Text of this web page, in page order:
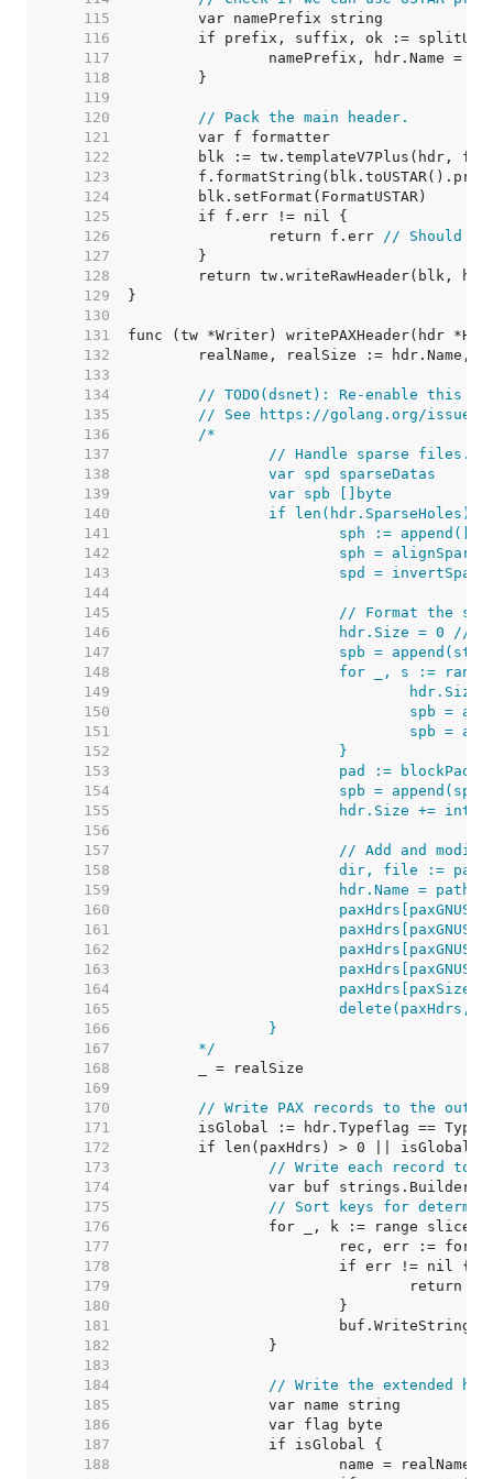
   115
   116
   117
   118
   119
   120
// Pack the main header.
   121
   122
   123
   124
   125
   126
		return f.err
// Should
   127
   128
   129
   130
   131
   132
   133
   134
// TODO(dsnet): Re-enable this
   135
// See https://golang.org/issue/
   136
   137
   138
   139
   140
   141
   142
   143
   144
   145
   146
   147
   148
   149
   150
   151
   152
   153
   154
   155
   156
   157
   158
   159
   160
   161
   162
   163
   164
   165
   166
   167
	*/
   168
   169
   170
// Write PAX records to the
   171
   172
   173
// Write each record to
   174
   175
// Sort keys for
   176
   177
   178
   179
   180
   181
   182
   183
   184
// Write the extended
   185
   186
   187
   188